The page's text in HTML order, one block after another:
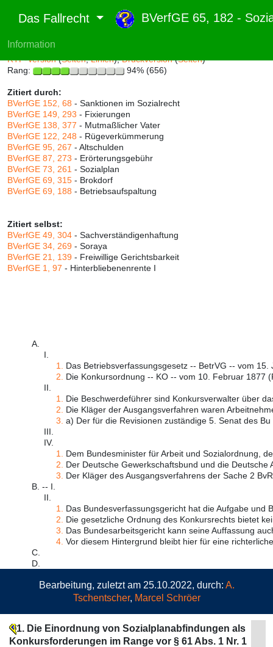
Das Fallrecht BVerfGE 65, 182 -
Information
Abruf und Rang:
RTF-Version(Seiten,Linien),Druckversion(Seiten)
Rang:
94% (656)
Zitiert durch:
BVerfGE 152, 68 - Sanktionen im Sozialrecht
BVerfGE 149, 293 - Fixierungen
BVerfGE 138, 377 - Mutmaßlicher Vater
BVerfGE 122, 248 - Rügeverkümmerung
BVerfGE 95, 267 - Altschulden
BVerfGE 87, 273 - Erörterungsgebühr
BVerfGE 73, 261 - Sozialplan
BVerfGE 69, 315 - Brokdorf
BVerfGE 69, 188 - Betriebsaufspaltung
Zitiert selbst:
BVerfGE 49, 304 - Sachverständigenhaftung
BVerfGE 34, 269 - Soraya
BVerfGE 21, 139 - Freiwillige Gerichtsbarkeit
BVerfGE 1, 97 - Hinterbliebenenrente I
A.
I.
1.
Das Betriebsverfassungsgesetz -- BetrVG -- vom 15.
2.
Die Konkursordnung -- KO -- vom 10. Februar 1877
II.
1.
Die Beschwerdeführer sind Konkursverwalter über
2.
Die Kläger der Ausgangsverfahren waren
3. a) Der für die Revisionen zuständige 5. Senat des Bu
III.
IV.
1.
Dem Bundesminister für Arbeit und Sozialordnung,
2.
Der Deutsche Gewerkschaftsbund und die Deutsche
3.
Der Kläger des Ausgangsverfahrens der Sache 2
B. -- I.
II.
1.
Das Bundesverfassungsgericht hat die Aufgabe und
2.
Die gesetzliche Ordnung des Konkursrechts bietet
3.
Das Bundesarbeitsgericht kann seine Auffassung
4. Vor diesem Hintergrund bleibt hier für eine
C.
D.
Bearbeitung, zuletzt am 25.10.2022, durch: A.
Tschentscher, Marcel Schröer
1. Die Einordnung von Sozialplanabfindungen als
Konkursforderungen im Range vor § 61 Abs. 1 Nr. 1